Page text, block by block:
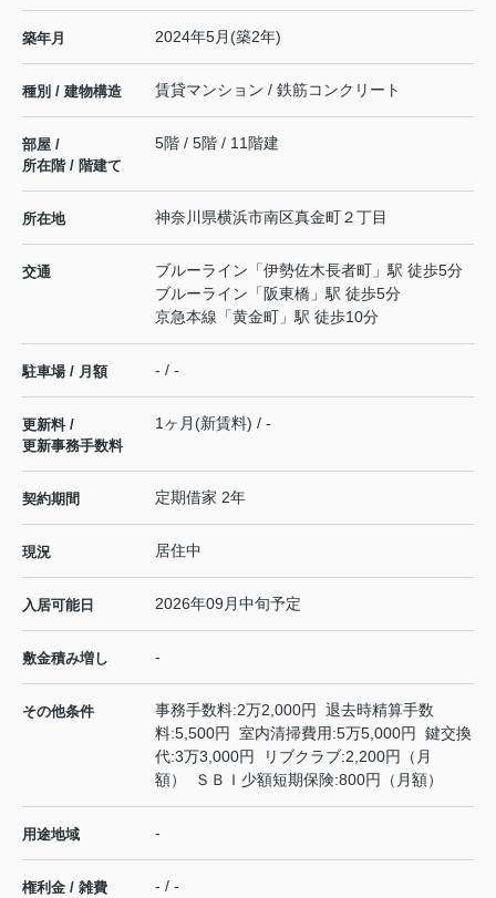
築年月 2024年5月(築2年)
種別 / 建物構造 賃貸マンション / 鉄筋コンクリート
部屋 /
所在階 / 階建て
5階 / 5階 / 11階建
所在地 神奈川県横浜市南区真金町２丁目
交通 ブルーライン 「伊勢佐木長者町 」駅 徒歩5分
ブルーライン 「 阪東橋 」駅 徒歩5分
京急本線 「黄金町 」駅 徒歩10分
駐車場 / 月額 - / -
更新料 /
更新事務手数料
1ヶ月(新賃料) / -
契約期間 定期借家 2年
現況 居住中
入居可能日 2026年09月中旬予定
敷金積み増し -
その他条件
事務手数料:2万2,000円 退去時精算手数
料:5,500円 室内清掃費用:5万5,000円 鍵交換
代:3万3,000円 リブクラブ:2,200円（月
額） ＳＢＩ少額短期保険:800円（月額）
用途地域 -
権利金 / 雑費 - / -